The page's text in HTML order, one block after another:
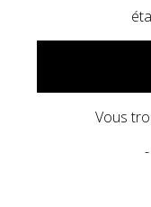
Vous